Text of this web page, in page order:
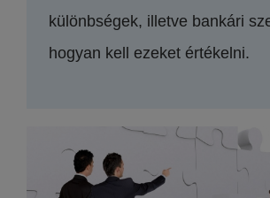
különbségek, illetve bankári
hogyan kell ezeket értékelni.